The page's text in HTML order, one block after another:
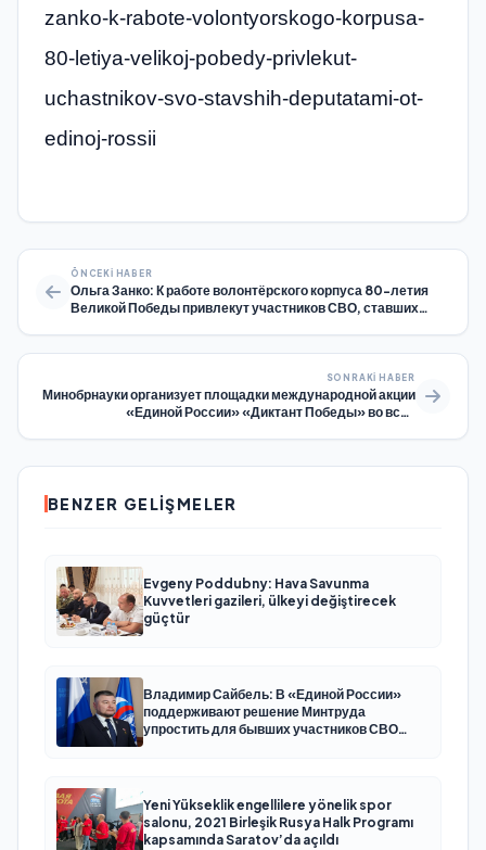
zanko-k-rabote-volontyorskogo-korpusa-
80-letiya-velikoj-pobedy-privlekut-
uchastnikov-svo-stavshih-deputatami-ot-
edinoj-rossii
ÖNCEKI HABER
Ольга Занко: К работе волонтёрского корпуса 80-летия
Великой Победы привлекут участников СВО, ставших
SONRAKI HABER
Минобрнауки организует площадки международной акции
«Единой России» «Диктант Победы» во всех
BENZER GELIŞMELER
Evgeny Poddubny: Hava Savunma
Kuvvetleri gazileri, ülkeyi değiştirecek
güçtür
Владимир Сайбель: В «Единой России»
поддерживают решение Минтруда
упростить для бывших участников СВО
Yeni Yükseklik engellilere yönelik spor
salonu, 2021 Birleşik Rusya Halk Programı
kapsamında Saratov’da açıldı